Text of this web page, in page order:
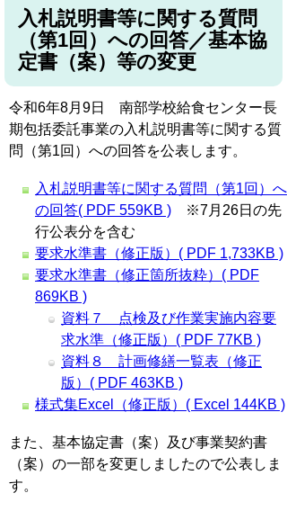
入札説明書等に関する質問
（第1回）への回答／基本協
定書（案）等の変更
令和6年8月9日 南部学校給食センター長
期包括委託事業の入札説明書等に関する質
問（第1回）への回答を公表します。
入札説明書等に関する質問（第1回）へ
の回答( PDF 559KB ) ※7月26日の先
行公表分を含む
要求水準書（修正版）( PDF 1,733KB )
要求水準書（修正箇所抜粋）( PDF
869KB )
資料７ 点検及び作業実施内容要
求水準（修正版）( PDF 77KB )
資料８ 計画修繕一覧表（修正
版）( PDF 463KB )
様式集Excel（修正版）( Excel 144KB )
また、基本協定書（案）及び事業契約書
（案）の一部を変更しましたので公表しま
す。